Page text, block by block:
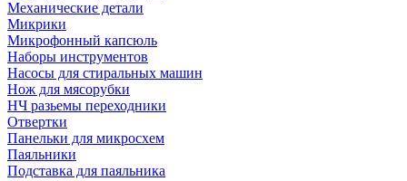
Механические детали
Микрики
Микрофонный капсюль
Наборы инструментов
Насосы для стиральных машин
Нож для мясорубки
НЧ разьемы переходники
Отвертки
Панельки для микросхем
Паяльники
Подставка для паяльника